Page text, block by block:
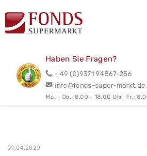
Haben Sie Fragen?
+49 (0)9371 94867-256
info@fonds-super-markt.de
Mo. - Do.: 8.00 - 18.00 Uhr, Fr.:
09.04.2020